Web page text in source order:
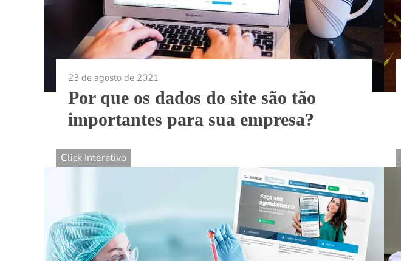
23 de agosto de 2021
Por que os dados do site são tão
importantes para sua empresa?
Click Interativo